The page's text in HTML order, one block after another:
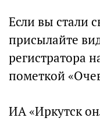
Если вы стали
присылайте
регистратора
пометкой
ИА «Иркутск